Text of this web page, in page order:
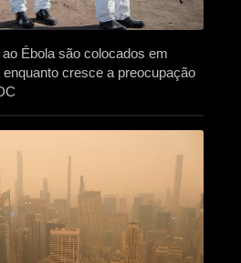
Ébola são colocados em
cresce a preocupação